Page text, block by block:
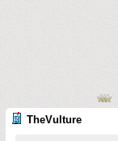
TheVulture